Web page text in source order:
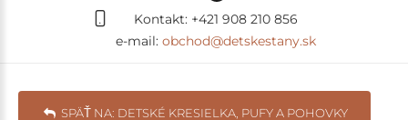
Kontakt: +421 908 210 856
e-mail: obchod@detskestany.sk
SPÄŤ NA: DETSKÉ KRESIELKA, PUFY A POHOVKY